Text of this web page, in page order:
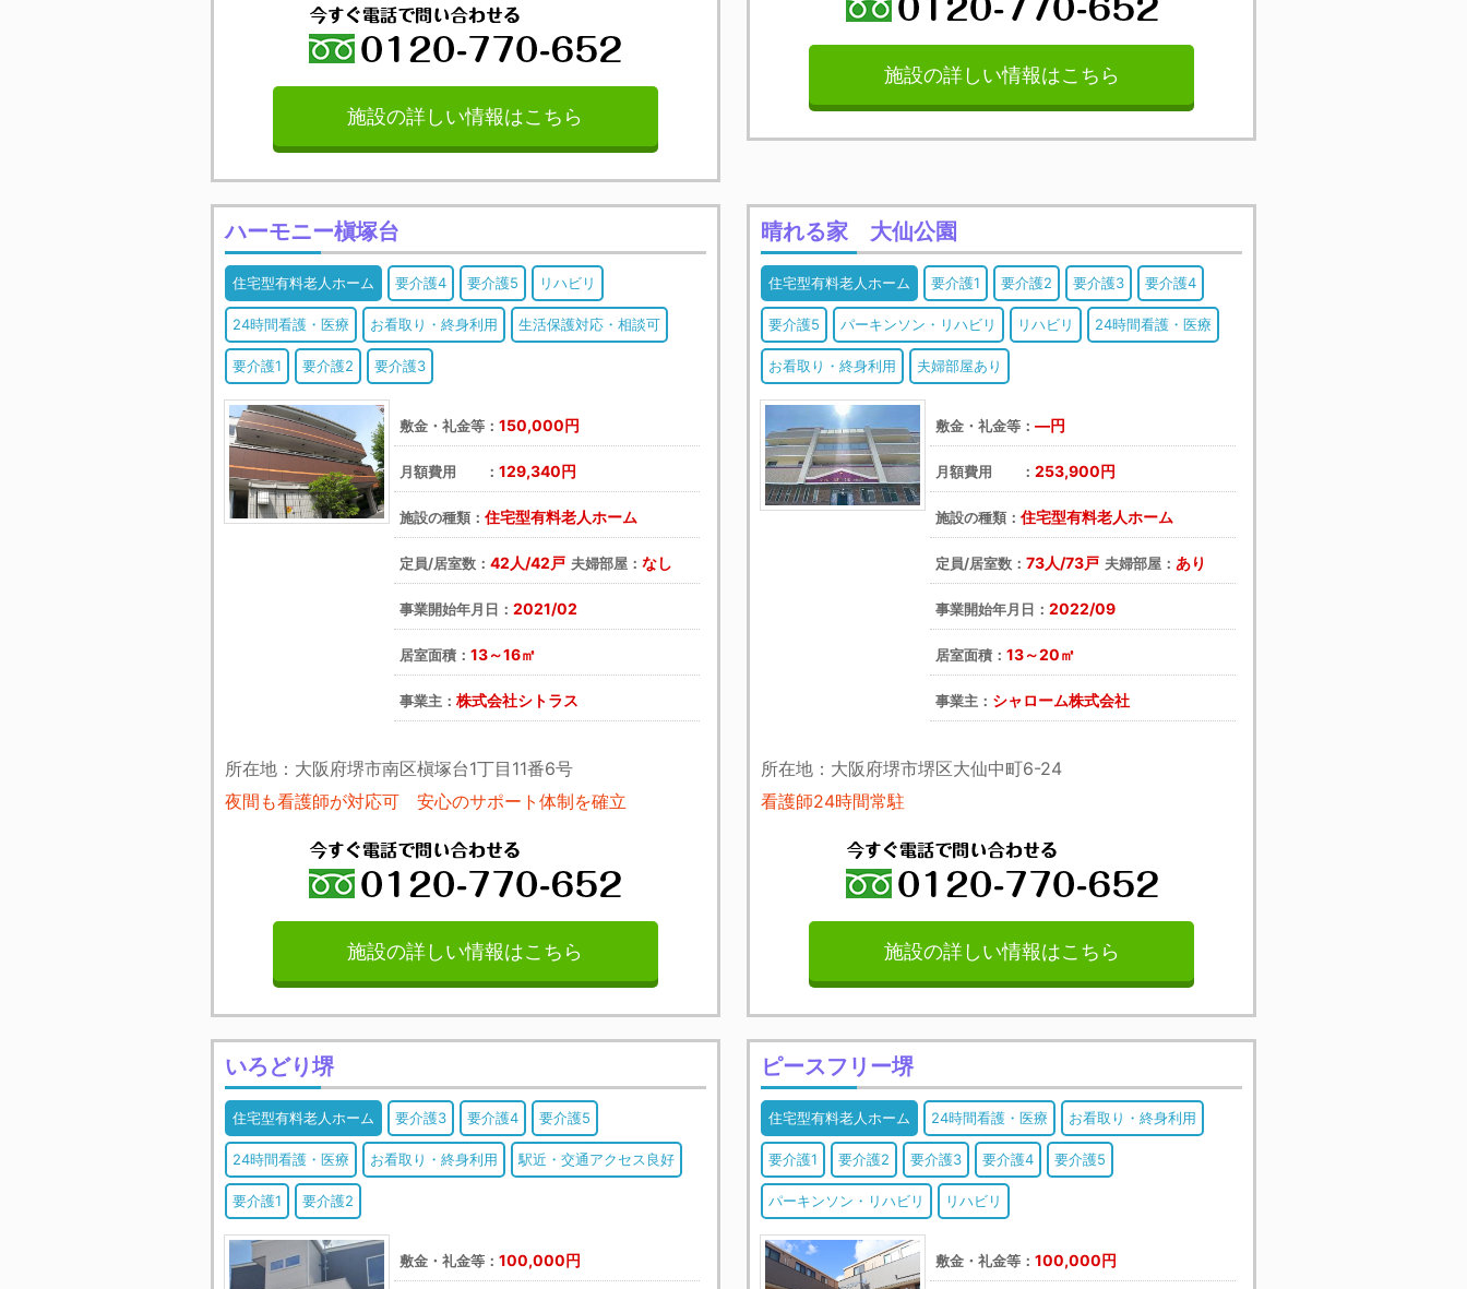
施設の詳しい情報はこちら
施設の詳しい情報はこちら
ハーモニー槇塚台
住宅型有料老人ホーム 要介護4 要介護5 リハビリ
24時間看護・医療 お看取り・終身利用 生活保護対応・相談可
要介護1 要介護2 要介護3
敷金・礼金等：150,000円
月額費用 ：129,340円
施設の種類：住宅型有料老人ホーム
定員/居室数：42人/42戸 夫婦部屋：なし
事業開始年月日：2021/02
居室面積：13～16㎡
事業主：株式会社シトラス
所在地：大阪府堺市南区槇塚台1丁目11番6号
夜間も看護師が対応可 安心のサポート体制を確立
施設の詳しい情報はこちら
晴れる家 大仙公園
住宅型有料老人ホーム 要介護1 要介護2 要介護3 要介護4
要介護5 パーキンソン・リハビリ リハビリ 24時間看護・医療
お看取り・終身利用 夫婦部屋あり
敷金・礼金等：―円
月額費用 ：253,900円
施設の種類：住宅型有料老人ホーム
定員/居室数：73人/73戸 夫婦部屋： あり
事業開始年月日：2022/09
居室面積：13～20㎡
事業主： シャローム株式会社
所在地：大阪府堺市堺区大仙中町6-24
看護師24時間常駐
施設の詳しい情報はこちら
いろどり堺
住宅型有料老人ホーム 要介護3 要介護4 要介護5
24時間看護・医療 お看取り・終身利用 駅近・交通アクセス良好
要介護1 要介護2
敷金・礼金等：100,000円
ピースフリー堺
住宅型有料老人ホーム 24時間看護・医療 お看取り・終身利用
要介護1 要介護2 要介護3 要介護4 要介護5
パーキンソン・リハビリ リハビリ
敷金・礼金等：100,000円